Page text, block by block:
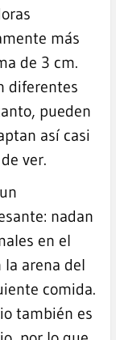
más
de 3 cm.
diferentes
pueden
así casi
ver.
nadan
en el
la arena del
comida.
también es